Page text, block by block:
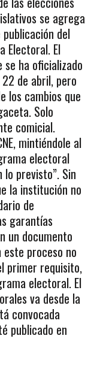
se agrega
del
Electoral. El
ha oficializado
de abril, pero
los cambios que
Solo
comicial.
mintiéndole al
electoral
lo previsto”. Sin
la institución no
de
garantías
un documento
proceso no
primer requisito,
electoral. El
va desde la
convocada
publicado en